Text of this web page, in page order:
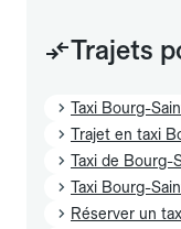
Trajets
Taxi Bourg-
Trajet en taxi
Taxi de Bourg-
Taxi Bourg-
Réserver un